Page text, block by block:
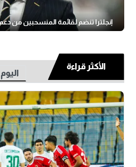
إنجلترا تنضم لقائمة المنسحبين من دعم
الأكثر قراءة
اليوم